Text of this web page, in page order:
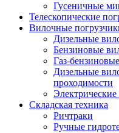
Гусеничные
Телескопические
Вилочные
Дизельные
Бензиновые
Газ-
Дизельные
проходимости
Складская техника
Ричтраки
Ручные